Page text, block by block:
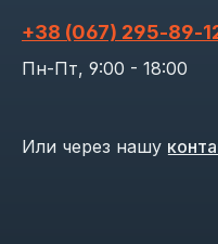
+38 (067)
Пн-Пт, 9:00 - 18:00
Или через нашу